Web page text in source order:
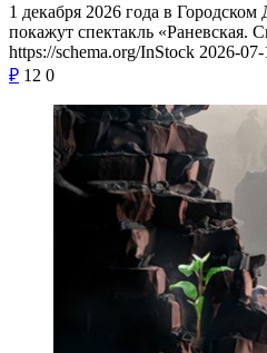
1 декабря 2026 года в
покажут спектакль «Раневская.
https://schema.org/InStock 2026-
₽ 12 0